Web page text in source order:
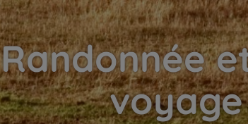
Randonnée